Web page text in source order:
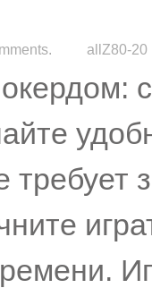
allZ80-20
требует